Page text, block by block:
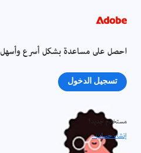
احصل على مساعدة بشكل أسرع وأسهل
تسجيل الدخول
مستخدم جديد؟
إنشاء حساب ›